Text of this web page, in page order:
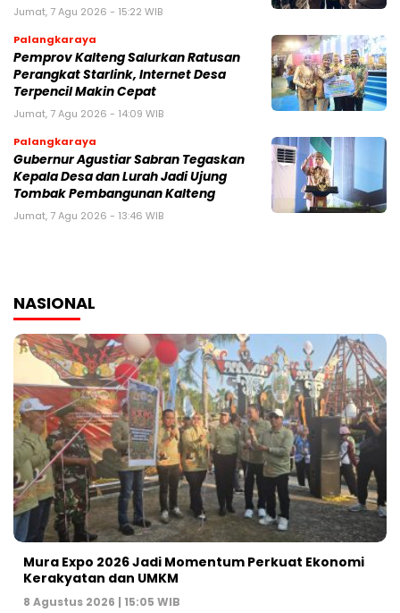
Jumat, 7 Agu 2026 - 15:22 WIB
Palangkaraya
Pemprov Kalteng Salurkan Ratusan
Perangkat Starlink, Internet Desa
Terpencil Makin Cepat
Jumat, 7 Agu 2026 - 14:09 WIB
Palangkaraya
Gubernur Agustiar Sabran Tegaskan
Kepala Desa dan Lurah Jadi Ujung
Tombak Pembangunan Kalteng
Jumat, 7 Agu 2026 - 13:46 WIB
NASIONAL
Mura Expo 2026 Jadi Momentum Perkuat Ekonomi
Kerakyatan dan UMKM
8 Agustus 2026 | 15:05 WIB